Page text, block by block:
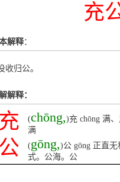
充
解释：
收归公。
解释：
充 (chōng,)充 chōng 满
满
公 (gōng,)公 gōng 正直
式。公海。公